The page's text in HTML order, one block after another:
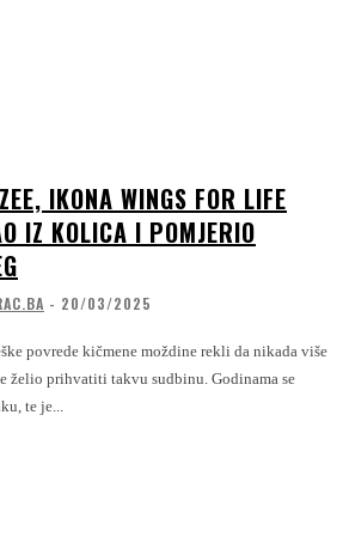
IKONA WINGS FOR LIFE
IZ KOLICA I POMJERIO
- 20/03/2025
povrede kičmene moždine rekli da nikada više
želio prihvatiti takvu sudbinu. Godinama se
te je...